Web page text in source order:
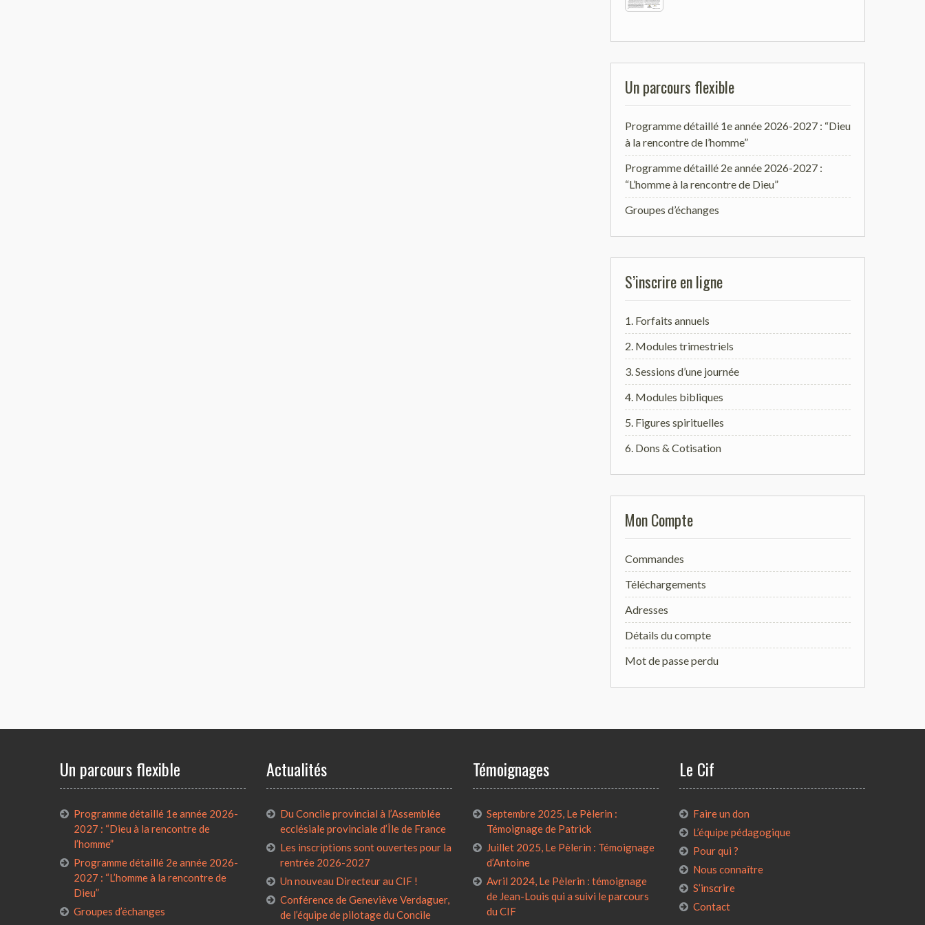
Un parcours flexible
Programme détaillé 1e année 2026-2027 : “Dieu
à la rencontre de l’homme”
Programme détaillé 2e année 2026-2027 :
“L’homme à la rencontre de Dieu”
Groupes d’échanges
S’inscrire en ligne
1. Forfaits annuels
2. Modules trimestriels
3. Sessions d’une journée
4. Modules bibliques
5. Figures spirituelles
6. Dons & Cotisation
Mon Compte
Commandes
Téléchargements
Adresses
Détails du compte
Mot de passe perdu
Un parcours flexible
Programme détaillé 1e année 2026-
2027 : “Dieu à la rencontre de
l’homme”
Programme détaillé 2e année 2026-
2027 : “L’homme à la rencontre de
Dieu”
Groupes d’échanges
Actualités
Du Concile provincial à l’Assemblée
ecclésiale provinciale d’Île de France
Les inscriptions sont ouvertes pour la
rentrée 2026-2027
Un nouveau Directeur au CIF !
Conférence de Geneviève Verdaguer,
de l’équipe de pilotage du Concile
Témoignages
Septembre 2025, Le Pèlerin :
Témoignage de Patrick
Juillet 2025, Le Pèlerin : Témoignage
d’Antoine
Avril 2024, Le Pèlerin : témoignage
de Jean-Louis qui a suivi le parcours
du CIF
Le Cif
Faire un don
L’équipe pédagogique
Pour qui ?
Nous connaître
S’inscrire
Contact